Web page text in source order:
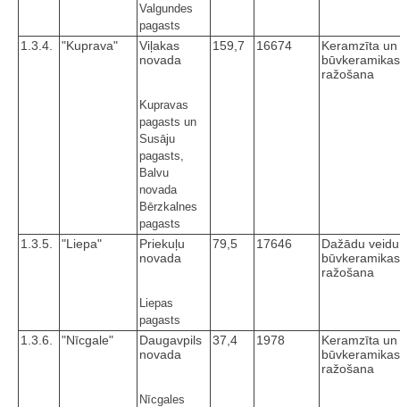
Valgundes
pagasts
1.3.4. "Kuprava"
Viļakas
novada
Kupravas
pagasts un
Susāju
pagasts,
Balvu
novada
Bērzkalnes
pagasts
159,7 16674
Keramzīta un
būvkeramikas
ražošana
1.3.5. "Liepa"
Priekuļu
novada
Liepas
pagasts
79,5 17646
Dažādu veidu
būvkeramikas
ražošana
1.3.6. "Nīcgale"
Daugavpils
novada
Nīcgales
37,4 1978
Keramzīta un
būvkeramikas
ražošana